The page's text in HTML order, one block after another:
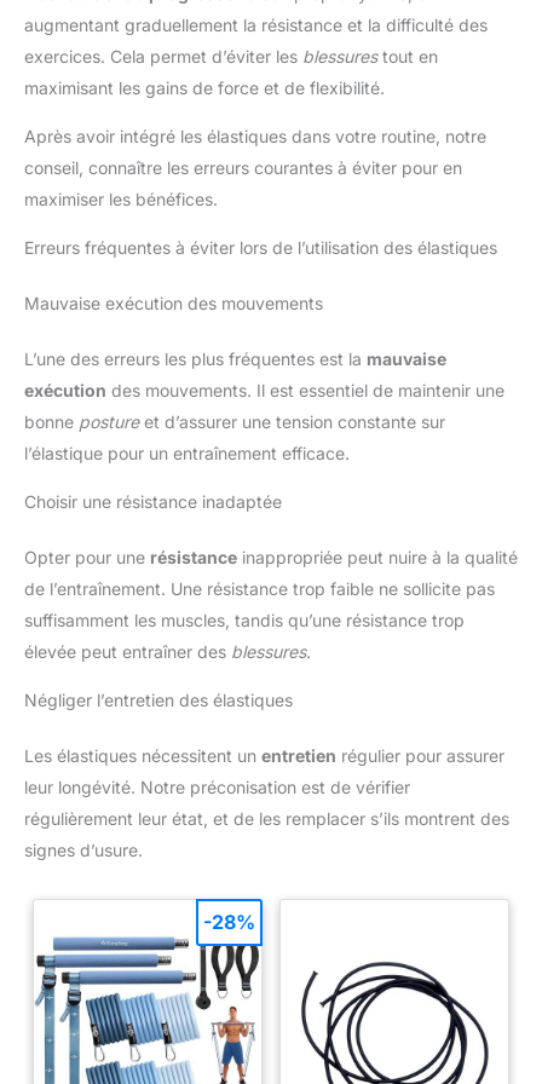
augmentant graduellement la résistance et la difficulté des
exercices. Cela permet d’éviter les blessurestout en
maximisant les gains de force et de flexibilité.
Après avoir intégré les élastiques dans votre routine, notre
conseil, connaître les erreurs courantes à éviter pour en
maximiser les bénéfices.
Erreurs fréquentes à éviter lors de l’utilisation des élastiques
Mauvaise exécution des mouvements
L’une des erreurs les plus fréquentes est la mauvaise
exécution des mouvements. Il est essentiel de maintenir une
bonne postureet d’assurer une tension constante sur
l’élastique pour un entraînement efficace.
Choisir une résistance inadaptée
Opter pour une résistance inappropriée peut nuire à la qualité
de l’entraînement. Une résistance trop faible ne sollicite pas
suffisamment les muscles, tandis qu’une résistance trop
élevée peut entraîner des blessures.
Négliger l’entretien des élastiques
Les élastiques nécessitent un entretien régulier pour assurer
leur longévité. Notre préconisation est de vérifier
régulièrement leur état, et de les remplacer s’ils montrent des
signes d’usure.
-28%